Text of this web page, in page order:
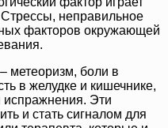
неправильное
факторов окружающей
метеоризм, боли в
в желудке и кишечнике,
испражнения. Эти
и стать сигналом для